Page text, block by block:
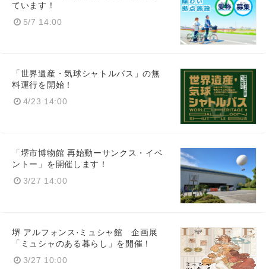
ています！
5/7 14:00
「世界遺産・気球シャトルバス」の無
料運行を開始！
4/23 14:00
「堺市博物館 再始動ーサンクス・イベ
ントー」を開催します！
3/27 14:00
堺 アルフォンス·ミュシャ館 企画展
「ミュシャのある暮らし」を開催！
3/27 10:00